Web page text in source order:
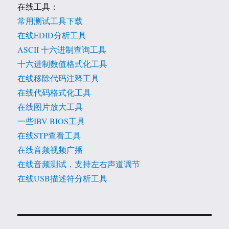
在线工具：
常用测试工具下载
在线EDID分析工具
ASCII 十六进制查询工具
十六进制数值格式化工具
在线移除代码注释工具
在线代码格式化工具
在线图片放大工具
一些IBV BIOS工具
在线STP查看工具
在线音频视频广播
在线音频测试，支持左右声道调节
在线USB描述符分析工具